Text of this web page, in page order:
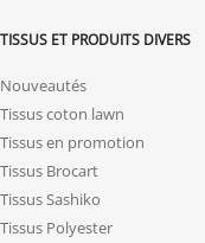
TISSUS ET PRODUITS DIVERS
Nouveautés
Tissus coton lawn
Tissus en promotion
Tissus Brocart
Tissus Sashiko
Tissus Polyester